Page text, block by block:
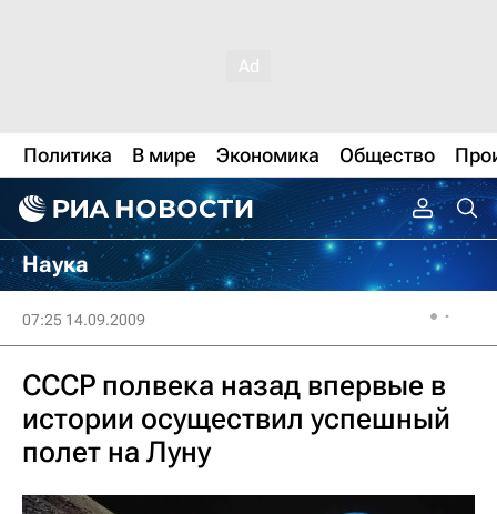
Политика В мире Экономика Общество
Наука
07:25 14.09.2009
СССР полвека назад впервые в
истории осуществил успешный
полет на Луну